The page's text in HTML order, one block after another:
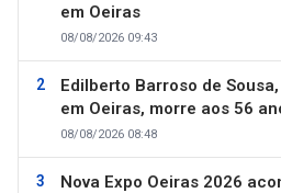
em Oeiras
08/08/2026 09:43
Edilberto Barroso de
em Oeiras, morre aos 56
08/08/2026 08:48
Nova Expo Oeiras 2026